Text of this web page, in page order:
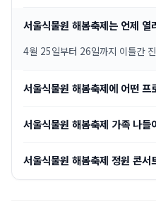
서울식물원 해봄축제는 언제 열
4월 25일부터 26일까지 이틀간
서울식물원 해봄축제에 어떤 프
서울식물원 해봄축제 가족 나들
서울식물원 해봄축제 정원 콘서